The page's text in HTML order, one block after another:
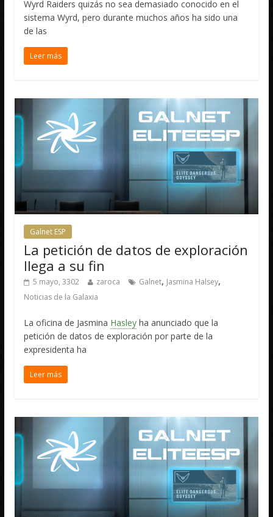
Wyrd Raiders quizás no sea demasiado conocido en el
sistema Wyrd, pero durante muchos años ha sido una
de las
Leer más
Galnet ESP
La petición de datos de exploración
llega a su fin
5 mayo, 3302 zaroca Galnet, Jasmina Halsey,
Noticias de la Galaxia
La oficina de Jasmina Hasley ha anunciado que la
petición de datos de exploración por parte de la
expresidenta ha
Leer más